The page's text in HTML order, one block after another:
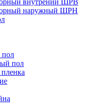
внутрений ШРВ
наружный ШРН
пол
пол